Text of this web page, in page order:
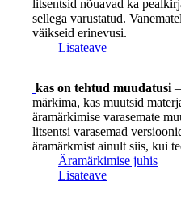
litsentsid nõuavad ka
sellega varustatud.
väikseid erinevusi.
Lisateave
kas on tehtud muudatusi
märkima, kas muutsid
äramärkimise varasemate
litsentsi varasemad
äramärkmist ainult siis, kui
Äramärkimise juhis
Lisateave